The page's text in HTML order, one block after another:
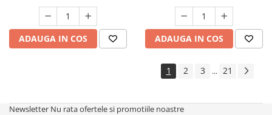
ADAUGA IN COS ADAUGA IN COS
1 2 3 ... 21
Newsletter Nu rata ofertele si promotiile noastre